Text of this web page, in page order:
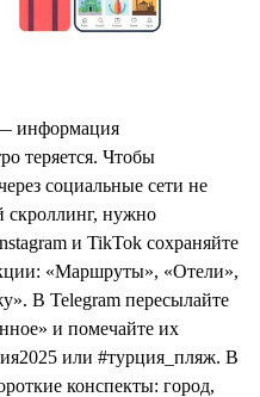
информация
теряется. Чтобы
социальные сети не
скроллинг, нужно
и TikTok сохраняйте
«Маршруты», «Отели»,
В Telegram пересылайте
и помечайте их
или #турция_пляж. В
конспекты: город,